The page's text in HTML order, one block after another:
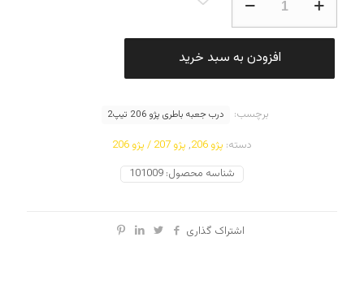
جعبه
پژو
TU3)-
افزودن به سبد خرید
شناسه محصول: 101009
دسته: پژو 206 , پژو 207 / پژو 206
برچسب: درب جعبه باطری پژو 206 تیپ2
اشتراک گذاری